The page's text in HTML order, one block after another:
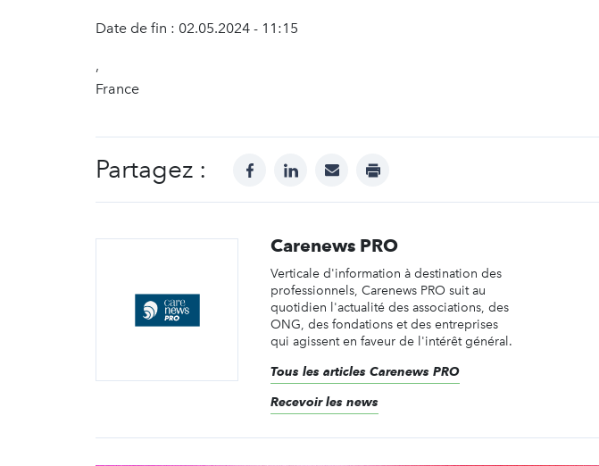
Date de fin : 02.05.2024 - 11:15
,
France
Partagez : facebooklinkedinmail print
Carenews PRO
Verticale d'information à destination des
professionnels, Carenews PRO suit au
quotidien l'actualité des associations, des
ONG, des fondations et des entreprises
qui agissent en faveur de l'intérêt général.
Tous les articles Carenews PRO
Recevoir les news